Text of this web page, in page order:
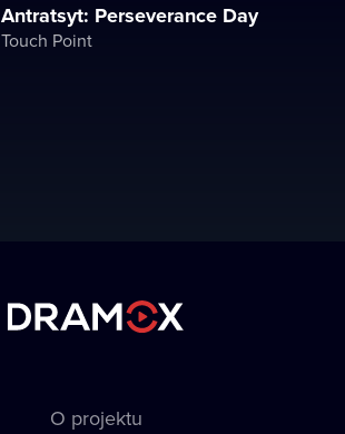
Antratsyt: Perseverance Day
Touch Point
O projektu